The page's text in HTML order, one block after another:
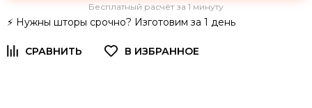
Бесплатный расчёт за 1 минуту
⚡ Нужны шторы срочно? Изготовим за 1 день